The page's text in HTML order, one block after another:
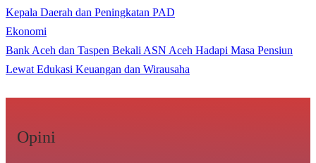
Kepala Daerah dan Peningkatan PAD
Ekonomi
Bank Aceh dan Taspen Bekali ASN Aceh Hadapi Masa Pensiun
Lewat Edukasi Keuangan dan Wirausaha
Opini